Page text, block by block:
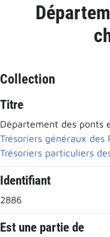
Collection
Titre
Département des ponts
Trésoriers généraux des
Trésoriers particuliers
Identifiant
2886
Est une partie de